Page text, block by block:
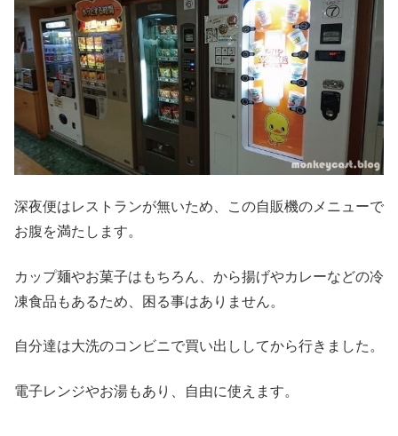
深夜便はレストランが無いため、この自販機のメニューで
お腹を満たします。
カップ麺やお菓子はもちろん、から揚げやカレーなどの冷
凍食品もあるため、困る事はありません。
自分達は大洗のコンビニで買い出ししてから行きました。
電子レンジやお湯もあり、自由に使えます。